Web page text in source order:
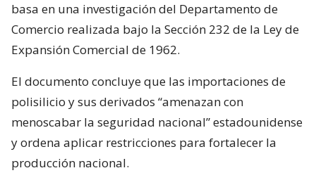
basa en una investigación del Departamento de
Comercio realizada bajo la Sección 232 de la Ley de
Expansión Comercial de 1962.
El documento concluye que las importaciones de
polisilicio y sus derivados “amenazan con
menoscabar la seguridad nacional” estadounidense
y ordena aplicar restricciones para fortalecer la
producción nacional.